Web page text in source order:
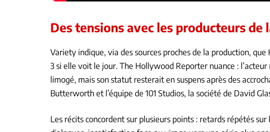
Des tensions avec les producteurs de
Variety indique, via des sources proches de la production,
3 si elle voit le jour. The Hollywood Reporter nuance :
limogé, mais son statut resterait en suspens après des
Butterworth et l’équipe de 101 Studios, la société de David
Les récits concordent sur plusieurs points : retards répétés